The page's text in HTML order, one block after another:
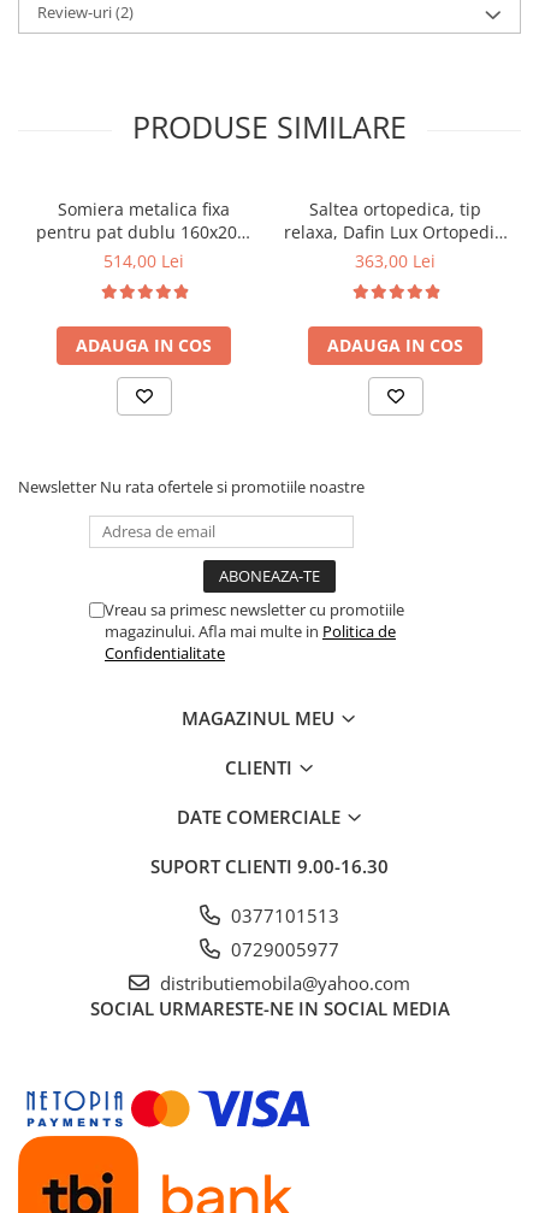
Review-uri(2)
PRODUSE SIMILARE
Somiera metalica fixa
pentru pat dublu 160x200,
6 picioare, 32 lamele lemn
saltea ferm, negru
514,00 Lei
ADAUGA IN COS
Saltea ortopedica, tip
relaxa, Dafin Lux Ortopedic,
90x200x21cm, fermitate
tip Bonell, fata vara-iarna,
sistem de aerisire cu
butoni, Salt Confort
363,00 Lei
ADAUGA IN COS
Newsletter Nu rata ofertele si promotiile noastre
Vreau sa primesc newsletter cu promotiile
magazinului. Afla mai multe in Politica de
Confidentialitate
MAGAZINUL MEU
CLIENTI
DATE COMERCIALE
SUPORT CLIENTI 9.00-16.30
0377101513
0729005977
distributiemobila@yahoo.com
SOCIAL URMARESTE-NE IN SOCIAL MEDIA